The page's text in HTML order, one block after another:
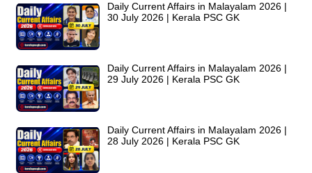
Daily Current Affairs in Malayalam 2026 |
30 July 2026 | Kerala PSC GK
Daily Current Affairs in Malayalam 2026 |
29 July 2026 | Kerala PSC GK
Daily Current Affairs in Malayalam 2026 |
28 July 2026 | Kerala PSC GK